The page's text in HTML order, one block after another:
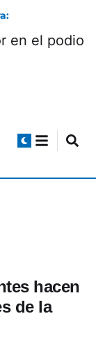
en el podio
hacen
de la